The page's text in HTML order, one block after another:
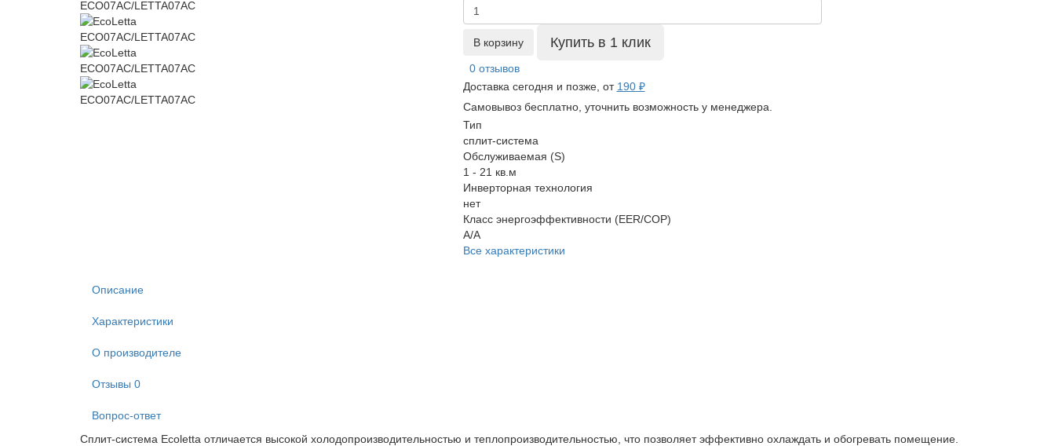
В корзину Купить в 1 клик
0 отзывов
Доставка сегодня и позже, от 190 ₽
Самовывоз бесплатно, уточнить возможность у менеджера.
Тип
сплит-система
Обслуживаемая (S)
1 - 21 кв.м
Инверторная технология
нет
Класс энергоэффективности (EER/COP)
A/A
Все характеристики
Описание
Характеристики
О производителе
Отзывы 0
Вопрос-ответ
Сплит-система Ecoletta отличается высокой холодопроизводительностью и теплопроизводительностью, что позволяет эффективно охлаждать и обогревать помещение.